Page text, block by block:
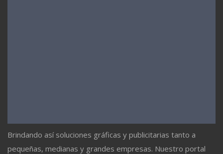
Brindando así soluciones gráficas y publicitarias tanto a
pequeñas, medianas y grandes empresas. Nuestro portal